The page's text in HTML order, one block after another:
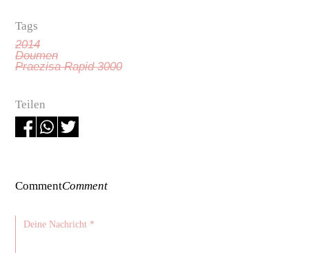
Tags
2014
Doumen
Praezisa Rapid 3000
Teilen
CommentComment